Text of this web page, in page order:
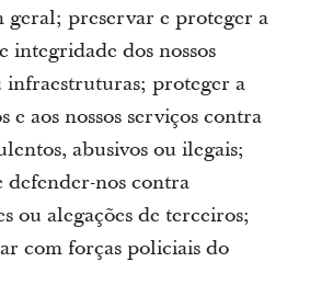
geral; preservar e proteger a
integridade dos nossos
infraestruturas; proteger a
e aos nossos serviços contra
abusivos ou ilegais;
defender-nos contra
ou alegações de terceiros;
com forças policiais do